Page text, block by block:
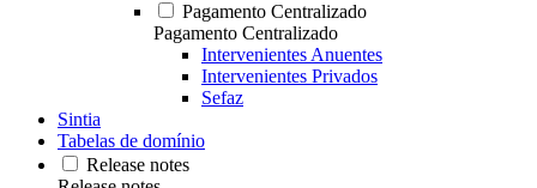
Pagamento Centralizado
Pagamento Centralizado
Intervenientes Anuentes
Intervenientes Privados
Sefaz
Sintia
Tabelas de domínio
Release notes